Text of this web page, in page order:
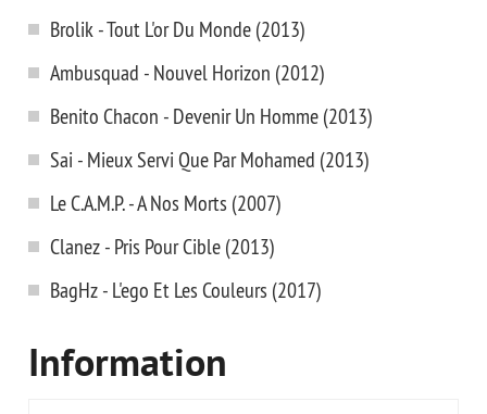
Brolik - Tout L'or Du Monde (2013)
Ambusquad - Nouvel Horizon (2012)
Benito Chacon - Devenir Un Homme (2013)
Sai - Mieux Servi Que Par Mohamed (2013)
Le C.A.M.P. - A Nos Morts (2007)
Clanez - Pris Pour Cible (2013)
BagHz - L'ego Et Les Couleurs (2017)
Information